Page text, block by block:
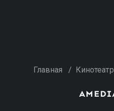
Главная / Кинотеатр